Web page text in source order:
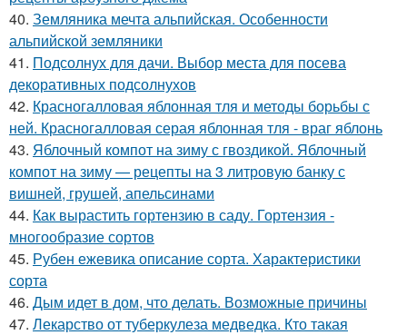
40. Земляника мечта альпийская. Особенности
альпийской земляники
41. Подсолнух для дачи. Выбор места для посева
декоративных подсолнухов
42. Красногалловая яблонная тля и методы борьбы с
ней. Красногалловая серая яблонная тля - враг яблонь
43. Яблочный компот на зиму с гвоздикой. Яблочный
компот на зиму — рецепты на 3 литровую банку с
вишней, грушей, апельсинами
44. Как вырастить гортензию в саду. Гортензия -
многообразие сортов
45. Рубен ежевика описание сорта. Характеристики
сорта
46. Дым идет в дом, что делать. Возможные причины
47. Лекарство от туберкулеза медведка. Кто такая